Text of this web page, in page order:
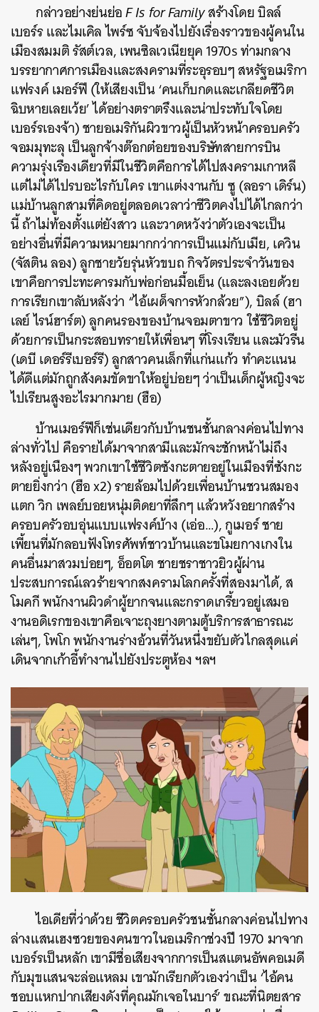
กล่าวอย่างย่นย่อF Is for Familyสร้างโดย บิลล์
เบอร์ร และไมเคิล ไพร์ซ จับจ้องไปยังเรื่องราวของผู้คนใน
เมืองสมมติ รัสต์เวล, เพนซิลเวเนียยุค 1970s ท่ามกลาง
บรรยากาศการเมืองและสงครามที่ระอุรอบๆ สหรัฐอเมริกา
แฟรงค์ เมอร์ฟี (ให้เสียงเป็น ‘คนเก็บกดและเกลียดชีวิต
ฉิบหายเลยเว้ย’ ได้อย่างตราตรึงและน่าประทับใจโดย
เบอร์รเองจ้า) ชายอเมริกันผิวขาวผู้เป็นหัวหน้าครอบครัว
จอมมุทะลุ เป็นลูกจ้างต๊อกต๋อยของบริษัทสายการบิน
ความรุ่งเรืองเดียวที่มีในชีวิตคือการได้ไปสงครามเกาหลี
แต่ไม่ได้ไปรบอะไรกับใคร เขาแต่งงานกับ ซู (ลอรา เดิร์น)
แม่บ้านลูกสามที่คิดอยู่ตลอดเวลาว่าชีวิตคงไปได้ไกลกว่า
นี้ ถ้าไม่ท้องตั้งแต่ยังสาว และวาดหวังว่าตัวเองจะเป็น
อย่างอื่นที่มีความหมายมากกว่าการเป็นแม่กับเมีย, เควิน
(จัสติน ลอง) ลูกชายวัยรุ่นหัวขบถ กิจวัตรประจำวันของ
เขาคือการปะทะคารมกับพ่อก่อนมื้อเย็น (และลงเอยด้วย
การเรียกเขาลับหลังว่า “ไอ้เผด็จการหัวกล้วย”), บิลล์ (ฮา
เลย์ ไรน์ฮาร์ต) ลูกคนรองของบ้านจอมตาขาว ใช้ชีวิตอยู่
ด้วยการเป็นกระสอบทรายให้เพื่อนๆ ที่โรงเรียน และมัวรีน
(เดบี เดอร์รีเบอร์รี) ลูกสาวคนเล็กที่แก่นแก้ว ทำคะแนน
ได้ดีแต่มักถูกสังคมขัดขาให้อยู่บ่อยๆ ว่าเป็นเด็กผู้หญิงจะ
ไปเรียนสูงอะไรมากมาย (ฮือ)
บ้านเมอร์ฟีก็เช่นเดียวกับบ้านชนชั้นกลางค่อนไปทาง
ล่างทั่วไป คือรายได้มาจากสามีและมักจะชักหน้าไม่ถึง
หลังอยู่เนืองๆ พวกเขาใช้ชีวิตซังกะตายอยู่ในเมืองที่ซังกะ
ตายยิ่งกว่า (ฮือ x2) รายล้อมไปด้วยเพื่อนบ้านชวนสมอง
แตก วิก เพลย์บอยหนุ่มติดยาที่ลึกๆ แล้วหวังอยากสร้าง
ครอบครัวอบอุ่นแบบแฟรงค์บ้าง (เอ่อ…), กูเมอร์ ชาย
เพี้ยนที่มักลอบฟังโทรศัพท์ชาวบ้านและขโมยกางเกงใน
คนอื่นมาสวมบ่อยๆ, อ็อตโต ชายชราชาวยิวผู้ผ่าน
ประสบการณ์เลวร้ายจากสงครามโลกครั้งที่สองมาได้, ส
โมคกี พนักงานผิวดำผู้ยากจนและกราดเกรี้ยวอยู่เสมอ
งานอดิเรกของเขาคือเจาะถุงยางตามตู้บริการสาธารณะ
เล่นๆ, โพโก พนักงานร่างอ้วนที่วันหนึ่งขยับตัวไกลสุดแค่
เดินจากเก้าอี้ทำงานไปยังประตูห้อง ฯลฯ
ไอเดียที่ว่าด้วย ชีวิตครอบครัวชนชั้นกลางค่อนไปทาง
ล่างแสนเฮงซวยของคนขาวในอเมริกาช่วงปี 1970 มาจาก
เบอร์รเป็นหลัก เขามีชื่อเสียงจากการเป็นสแตนอัพคอเมดี
กับมุขแสนจะล่อแหลม เขามักเรียกตัวเองว่าเป็น ‘ไอ้คน
ชอบแหกปากเสียงดังที่คุณมักเจอในบาร์’ ขณะที่นิตยสาร